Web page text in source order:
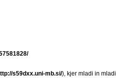
s59dxx.uni-mb.si/), kjer mladi in mladi